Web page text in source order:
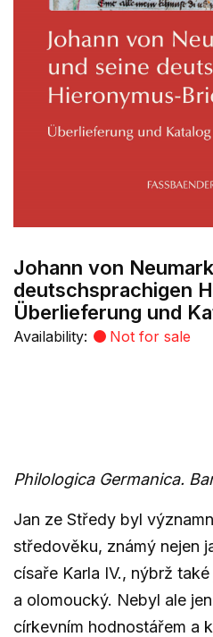
Johann von
deutschsprachigen
Überlieferung und
Availability: Not for sale
Philologica Germanica.
Jan ze Středy byl
středověku, známý nejen
císaře Karla IV., nýbrž
a olomoucký. Nebyl ale
církevním hodnostářem a